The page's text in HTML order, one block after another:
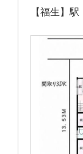
【福生】